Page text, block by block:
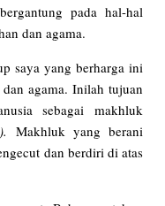
pada hal-hal
dan agama.
saya yang berharga ini
agama. Inilah tujuan
sebagai makhluk
Makhluk yang berani
dan berdiri di atas